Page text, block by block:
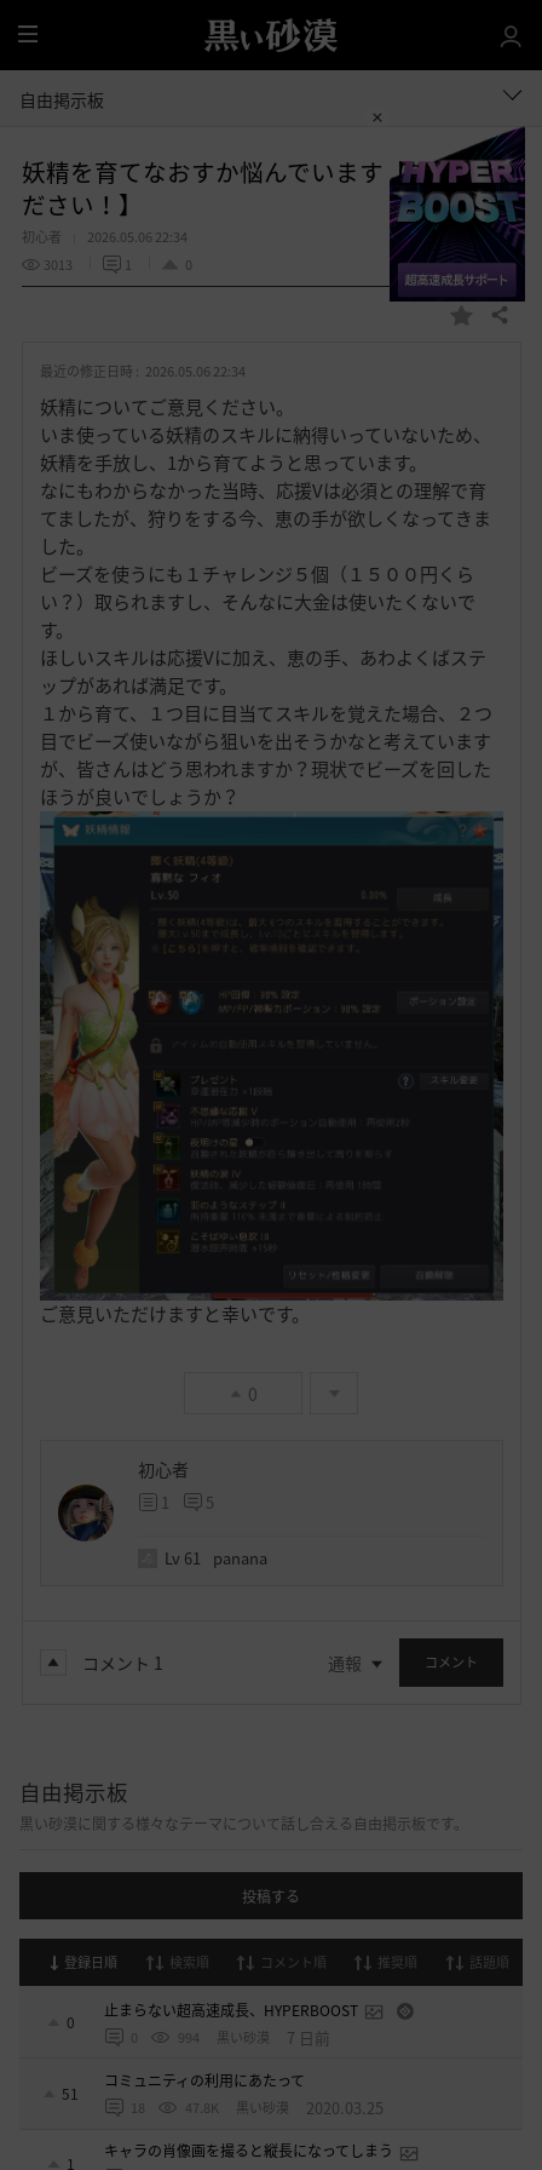
全
体
自由掲示板
妖精を育てなおすか悩んでいます【ご意見く
ださい！】
初心者
2026.05.06 22:34
3013
1 0
お
り
共有する
最近の修正日時 : 2026.05.06 22:34
妖精についてご意見ください。
いま使っている妖精のスキルに納得いっていないため、
妖精を手放し、1から育てようと思っています。
なにもわからなかった当時、応援Vは必須との理解で育
てましたが、狩りをする今、恵の手が欲しくなってきま
した。
ビーズを使うにも１チャレンジ５個（１５００円くら
い？）取られますし、そんなに大金は使いたくないで
す。
ほしいスキルは応援Vに加え、恵の手、あわよくばステ
ップがあれば満足です。
１から育て、１つ目に目当てスキルを覚えた場合、２つ
目でビーズ使いながら狙いを出そうかなと考えています
が、皆さんはどう思われますか？現状でビーズを回した
ほうが良いでしょうか？
ご意見いただけますと幸いです。
0
初心者
1 5
Lv 61 panana
コメント 1 通報 コメント
自由掲示板
黒い砂漠に関する様々なテーマについて話し合える自由掲示板です。
投稿する
登録日順 検索順 コメント順 推奨順 話題順
0
止まらない超高速成長、HYPERBOOST
0 994 黒い砂漠 7 日前
51
コミュニティの利用にあたって
18 47.8K 黒い砂漠 2020.03.25
1
キャラの肖像画を撮ると縦長になってしまう